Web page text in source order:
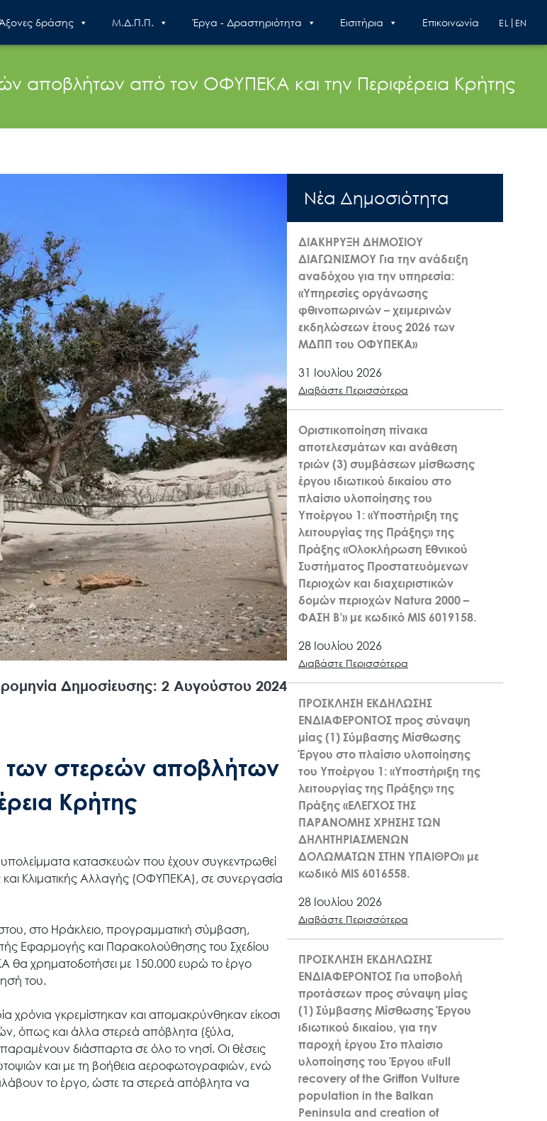
Άξονες δράσης Μ.Δ.Π.Π. Έργα - Δραστηριότητα Εισιτήρια Επικοινωνία EN
EL
Δημοσιότητα
δράσης
Έργα
Εισιτήρια
αποβλήτων από τον ΟΦΥΠΕΚΑ και την Περιφέρεια Κρήτης
Δημοσίευσης: 2 Αυγούστου 2024
στερεών αποβλήτων
Κρήτης
κατασκευών που έχουν συγκεντρωθεί
Κλιματικής Αλλαγής (ΟΦΥΠΕΚΑ), σε συνεργασία
στο Ηράκλειο, προγραμματική σύμβαση,
Εφαρμογής και Παρακολούθησης του Σχεδίου
χρηματοδοτήσει με 150.000 ευρώ το έργο
του.
γκρεμίστηκαν και απομακρύνθηκαν είκοσι
όπως και άλλα στερεά απόβλητα (ξύλα,
διάσπαρτα σε όλο το νησί. Οι θέσεις
και με τη βοήθεια αεροφωτογραφιών, ενώ
το έργο, ώστε τα στερεά απόβλητα να
Nέα Δημοσιότητα
ΔΙΑΚΗΡΥΞΗ ΔΗΜΟΣΙΟΥ
ΔΙΑΓΩΝΙΣΜΟΥ Για την ανάδειξη
αναδόχου για την υπηρεσία:
«Υπηρεσίες οργάνωσης
φθινοπωρινών – χειμερινών
εκδηλώσεων έτους 2026 των
ΜΔΠΠ του ΟΦΥΠΕΚΑ»
31 Ιουλίου 2026
Διαβάστε Περισσότερα
Οριστικοποίηση πίνακα
αποτελεσμάτων και ανάθεση
τριών (3) συμβάσεων μίσθωσης
έργου ιδιωτικού δικαίου στο
πλαίσιο υλοποίησης του
Υποέργου 1: «Υποστήριξη της
λειτουργίας της Πράξης» της
Πράξης «Ολοκλήρωση Εθνικού
Συστήματος Προστατευόμενων
Περιοχών και διαχειριστικών
δομών περιοχών Natura 2000 –
ΦΑΣΗ Β’» με κωδικό MIS 6019158.
28 Ιουλίου 2026
Διαβάστε Περισσότερα
ΠΡΟΣΚΛΗΣΗ ΕΚΔΗΛΩΣΗΣ
ΕΝΔΙΑΦΕΡΟΝΤΟΣ προς σύναψη
μίας (1) Σύμβασης Μίσθωσης
Έργου στο πλαίσιο υλοποίησης
του Υποέργου 1: «Υποστήριξη της
λειτουργίας της Πράξης» της
Πράξης «ΕΛΕΓΧΟΣ ΤΗΣ
ΠΑΡΑΝΟΜΗΣ ΧΡΗΣΗΣ ΤΩΝ
ΔΗΛΗΤΗΡΙΑΣΜΕΝΩΝ
ΔΟΛΩΜΑΤΩΝ ΣΤΗΝ ΥΠΑΙΘΡΟ» με
κωδικό MIS 6016558.
28 Ιουλίου 2026
Διαβάστε Περισσότερα
ΠΡΟΣΚΛΗΣΗ ΕΚΔΗΛΩΣΗΣ
ΕΝΔΙΑΦΕΡΟΝΤΟΣ Για υποβολή
προτάσεων προς σύναψη μίας
(1) Σύμβασης Μίσθωσης Έργου
ιδιωτικού δικαίου, για την
παροχή έργου Στο πλαίσιο
υλοποίησης του Έργου «Full
recovery of the Griffon Vulture
population in the Balkan
Peninsula and creation of